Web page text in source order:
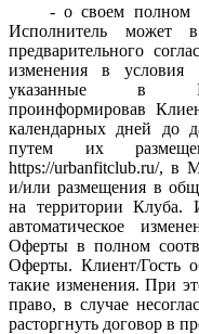
- о своем полном
Исполнитель может
предварительного
изменения в
указанные в
проинформировав
календарных дней до
путем их
https://urbanfitclub.ru/, в
и/или размещения в
на территории Клуба.
автоматическое
Оферты в полном
Оферты. Клиент/Гость
такие изменения. При
право, в случае
расторгнуть договор в